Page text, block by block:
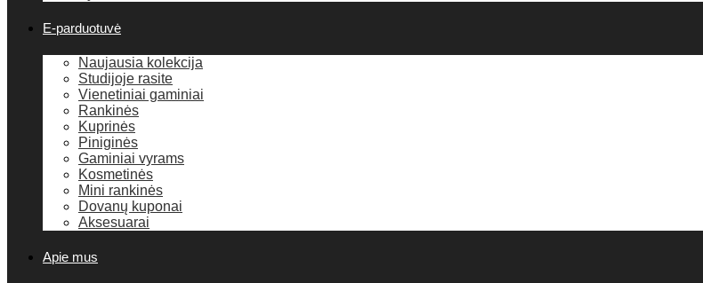
E-parduotuvė
Naujausia kolekcija
Studijoje rasite
Vienetiniai gaminiai
Rankinės
Kuprinės
Piniginės
Gaminiai vyrams
Kosmetinės
Mini rankinės
Dovanų kuponai
Aksesuarai
Apie mus